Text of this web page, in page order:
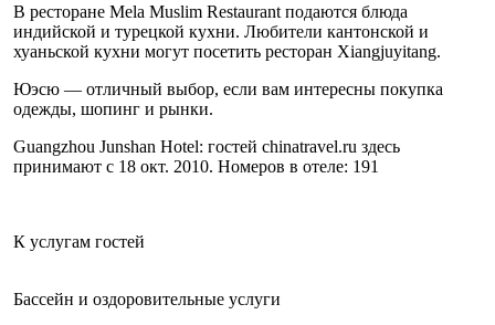
В ресторане Mela Muslim Restaurant подаются блюда
индийской и турецкой кухни. Любители кантонской и
хуаньской кухни могут посетить ресторан Xiangjuyitang.
Юэсю — отличный выбор, если вам интересны покупка
одежды, шопинг и рынки.
Guangzhou Junshan Hotel: гостей chinatravel.ru здесь
принимают с 18 окт. 2010. Номеров в отеле: 191
К услугам гостей
Бассейн и оздоровительные услуги